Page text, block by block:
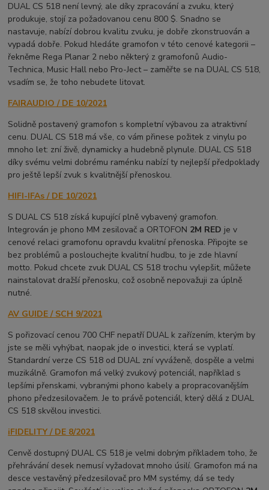
DUAL CS 518 není levný, ale díky zpracování a zvuku, který
produkuje, stojí za požadovanou cenu 800 $. Snadno se
nastavuje, nabízí dobrou kvalitu zvuku, je dobře zkonstruován a
vypadá dobře. Pokud hledáte gramofon v této cenové kategorii –
řekněme Rega Planar 2 nebo některý z gramofonů Audio-
Technica, Music Hall nebo Pro-Ject – zaměřte se na DUAL CS 518,
vsadím se, že toho nebudete litovat.
FAIRAUDIO / DE 10/2021
Solidně postavený gramofon s kompletní výbavou za atraktivní
cenu. DUAL CS 518 má vše, co vám přinese požitek z vinylu po
mnoho let: zní živě, dynamicky a hudebně plynule. DUAL CS 518
díky svému velmi dobrému raménku nabízí ty nejlepší předpoklady
pro ještě lepší zvuk s kvalitnější přenoskou.
HIFI-IFAs / DE 10/2021
S DUAL CS 518 získá kupující plně vybavený gramofon.
Integrován je phono MM zesilovač a ORTOFON 2M RED je v
cenové relaci gramofonu opravdu kvalitní přenoska. Připojte se
bez problémů a poslouchejte kvalitní hudbu, to je zde hlavní
motto. Pokud chcete zvuk DUAL CS 518 trochu vylepšit, můžete
nainstalovat dražší přenosku, což osobně nepovažuji za úplně
nutné.
AV GUIDE / SCH 9/2021
S pořizovací cenou 700 CHF nepatří DUAL k zařízením, kterým by
jste se měli vyhýbat, naopak jde o investici, která se vyplatí.
Standardní verze CS 518 od DUAL zní vyváženě, dospěle a velmi
muzikálně. Gramofon má velký zvukový potenciál, například s
lepšími přenskami, vybranými phono kabely a propracovanějším
phono předzesilovačem. Je to právě potenciál, který dělá z DUAL
CS 518 skvělou investici.
iFIDELITY / DE 8/2021
Cenvě dostupný DUAL CS 518 je velmi dobrým příkladem toho, že
přehrávání desek nemusí vyžadovat mnoho úsilí. Gramofon má na
desce vestavěný předzesilovač pro MM systémy, dá se tedy